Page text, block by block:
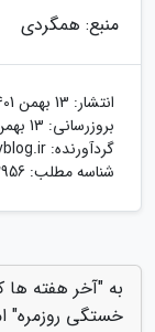
منبع: همگردی
انتشار: 13 بهمن 1401
بروزرسانی: 13 بهمن 1401
گردآورنده:
شناسه مطلب: 12956
به "آخر هفته ها
خستگی روزمره"